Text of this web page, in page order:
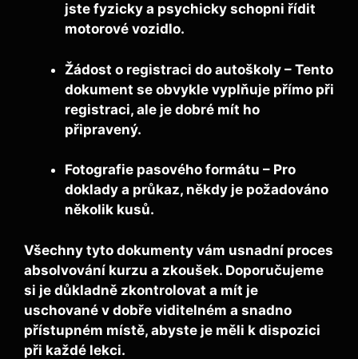
jste fyzicky a psychicky schopni řídit
motorové vozidlo.
Žádost o registraci do autoškoly – Tento
dokument se obvykle vyplňuje přímo při
registraci, ale je dobré mít ho
připravený.
Fotografie pasového formátu – Pro
doklady a průkaz, někdy je požadováno
několik kusů.
Všechny tyto dokumenty vám usnadní proces
absolvování kurzu a zkoušek. Doporučujeme
si je důkladně zkontrolovat a mít je
uschované v dobře viditelném a snadno
přístupném místě, abyste je měli k dispozici
při každé lekci.